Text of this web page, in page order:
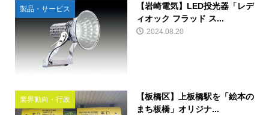
製品・サービス
【岩崎電気】LED投光器「レデ
ィオック フラッド ス...
2024.08.20
業界動向・行政
【板橋区】上板橋駅を「絵本の
まち板橋」オリジナ...